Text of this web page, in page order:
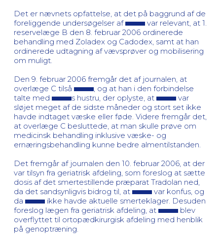
Det er nævnets opfattelse, at det på baggrund af de
foreliggende undersøgelser af
var relevant, at 1.
reservelæge B den 8. februar 2006 ordinerede
behandling med Zoladex og Cadodex, samt at han
ordinerede udtagning af vævsprøver og mobilisering
om muligt.
Den 9. februar 2006 fremgår det af journalen, at
overlæge C tilså
, og at han i den forbindelse
talte med
s hustru, der oplyste, at
var
sløjet meget af de sidste måneder og stort set ikke
havde indtaget væske eller føde. Videre fremgår det,
at overlæge C besluttede, at man skulle prøve om
medicinsk behandling inklusive væske- og
ernæringsbehandling kunne bedre almentilstanden.
Det fremgår af journalen den 10. februar 2006, at der
var tilsyn fra geriatrisk afdeling, som foreslog at sætte
dosis af det smertestillende præparat Tradolan ned,
da det sandsynligvis bidrog til, at
var konfus, og
da
ikke havde aktuelle smerteklager. Desuden
foreslog lægen fra geriatrisk afdeling, at
blev
overflyttet til ortopædkirurgisk afdeling med henblik
på genoptræning.